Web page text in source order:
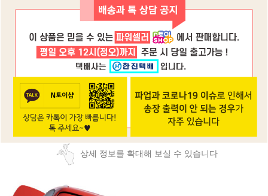
상세 정보를 확대해 보실 수 있습니다